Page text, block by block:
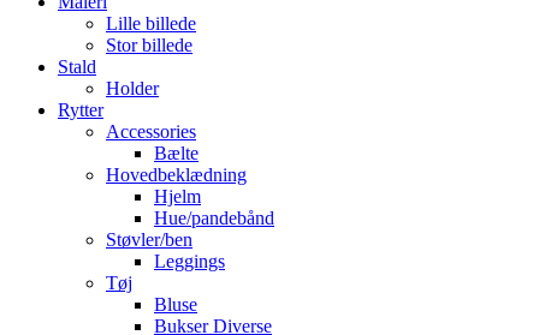
Lille billede
Stor billede
Stald
Holder
Rytter
Accessories
Bælte
Hovedbeklædning
Hjelm
Hue/pandebånd
Støvler/ben
Leggings
Tøj
Bluse
Bukser Diverse